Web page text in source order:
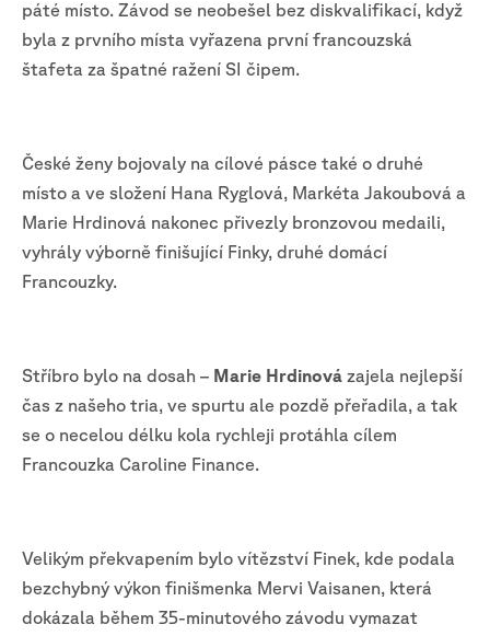
páté místo. Závod se neobešel bez diskvalifikací, když
byla z prvního místa vyřazena první francouzská
štafeta za špatné ražení SI čipem.
České ženy bojovaly na cílové pásce také o druhé
místo a ve složení Hana Ryglová, Markéta Jakoubová a
Marie Hrdinová nakonec přivezly bronzovou medaili,
vyhrály výborně finišující Finky, druhé domácí
Francouzky.
Stříbro bylo na dosah – Marie Hrdinová zajela nejlepší
čas z našeho tria, ve spurtu ale pozdě přeřadila, a tak
se o necelou délku kola rychleji protáhla cílem
Francouzka Caroline Finance.
Velikým překvapením bylo vítězství Finek, kde podala
bezchybný výkon finišmenka Mervi Vaisanen, která
dokázala během 35-minutového závodu vymazat